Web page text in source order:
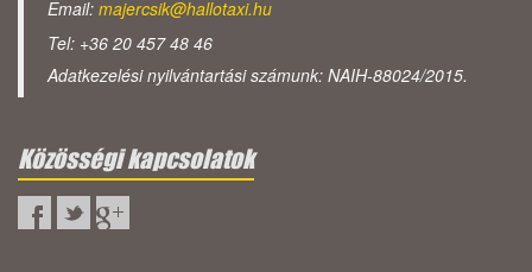
Email: majercsik@hallotaxi.hu
Tel: +36 20 457 48 46
Adatkezelési nyilvántartási számunk: NAIH-88024/2015.
Közösségi kapcsolatok